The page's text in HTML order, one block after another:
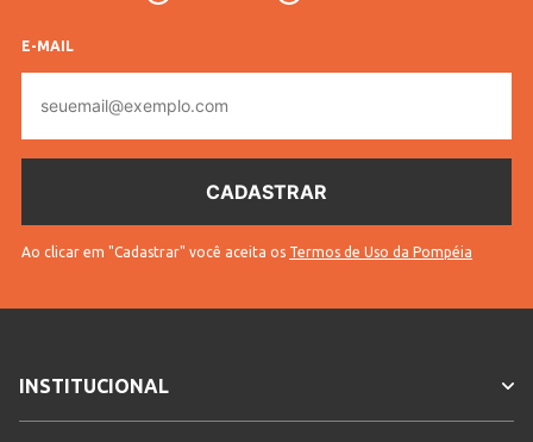
E-MAIL
mail
Ao clicar em "Cadastrar" você aceita os Termos de Uso da Pompéia
INSTITUCIONAL